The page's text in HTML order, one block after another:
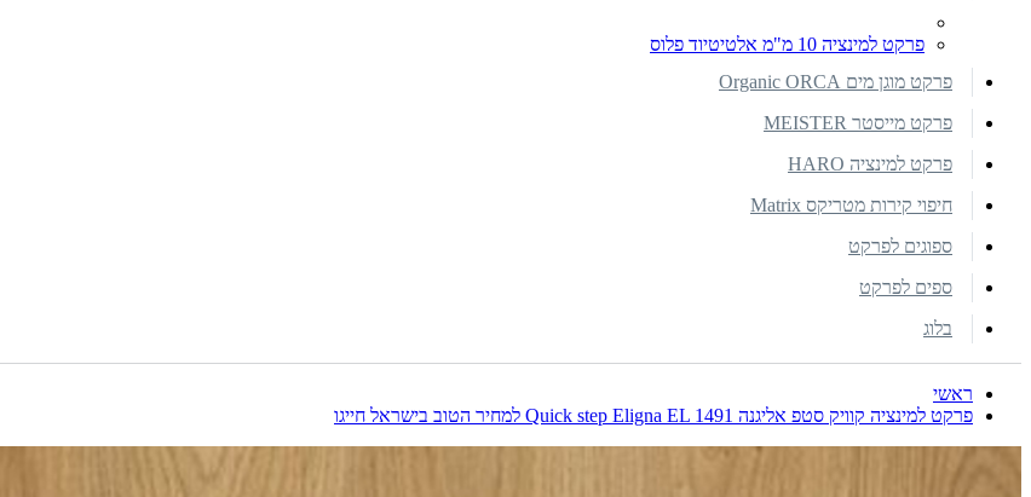
פרקט למינציה 10 מ"מ אלטיטיוד פלוס
פרקט מוגן מים Organic ORCA
פרקט מייסטר MEISTER
פרקט למינציה HARO
חיפוי קירות מטריקס Matrix
ספוגים לפרקט
ספים לפרקט
בלוג
ראשי
פרקט למינציה קוויק סטפ אליגנה Quick step Eligna EL 1491 למחיר הטוב בישראל חייגו